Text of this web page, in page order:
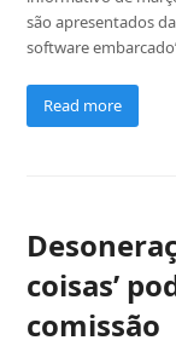
são apresentados
software
Read more
coisas’
comissão